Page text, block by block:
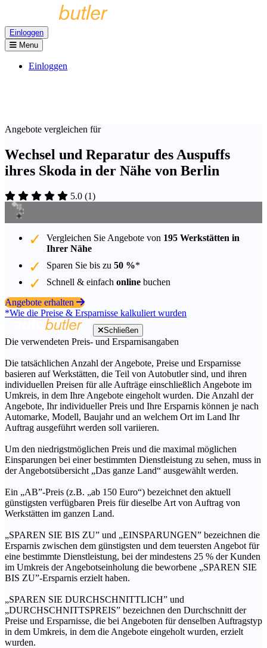
Einloggen
Menu
Einloggen
Angebote vergleichen für
Wechsel und Reparatur des Auspuffs
ihres Skoda in der Nähe von Berlin
5.0 (1)
Vergleichen Sie Angebote von 195 Werkstätten in
Ihrer Nähe
Sparen Sie bis zu 50 %*
Schnell & einfach online buchen
Angebote erhalten
*Wie die Preise & Ersparnisse kalkuliert wurden
Schließen
Die verwendeten Preis- und Ersparnisangaben
Die tatsächlichen Anzahl der Angebote, Preise und Ersparnisse
basieren auf Werkstätten, die Teil von Autobutler sind, und ihren
individuellen Preisen für alle Aufträge einschließlich Angebote im
Umkreis, in dem Ihre Angebote eingeholt wurden. Die Anzahl der
Angebote, Ihr individueller Preis und Ihre Ersparnis können je nach
Automarke, Modell, Baujahr und an welchem Ort im Land Ihr
Auftrag ausgeführt werden soll variieren.
Um den niedrigstmöglichen Preis und die maximal möglichen
Einsparungen bei einer bestimmten Dienstleistung zu sehen, muss in
der Angebotsübersicht „Das ganze Land“ ausgewählt werden.
Ein „AB”-Preis (z.B. „ab 150 Euro“) bezeichnet den aktuell
günstigsten verfügbaren Preis für dieselbe Art von Auftrag von
Werkstätten im ganzen Land.
„SPAREN SIE BIS ZU” und „EINSPARUNGEN” bezeichnen die
Ersparnis zwischen dem günstigsten und dem teuersten Angebot für
eine bestimmte Dienstleistung, bei der mindestens 25 % der Kunden
im Umkreis der Angebotseinholung die beworbene „SPAREN SIE
BIS ZU”-Ersparnis erzielt haben.
„SPAREN SIE DURCHSCHNITTLICH” und
„DURCHSCHNITTSPREIS” bezeichnen den Durchschnitt der
Preise und Ersparnisse, die bei Angeboten für denselben Auftragstyp
in dem Umkreis, in dem die Angebote eingeholt wurden, erzielt
wurden.